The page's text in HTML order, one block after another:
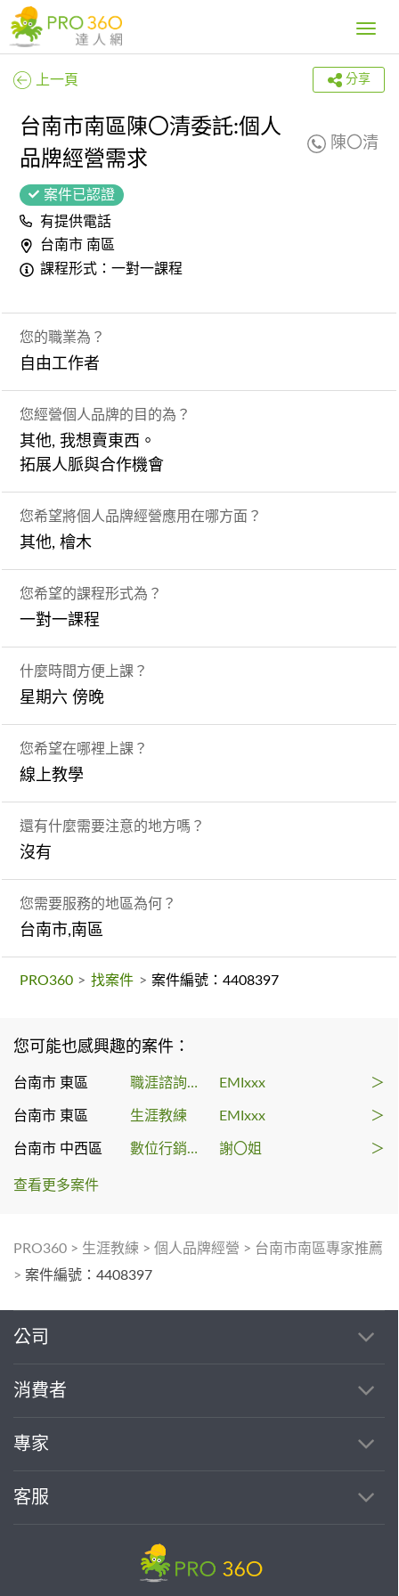
Toggle
上一頁 分享
台南市南區陳〇清委託:個人
品牌經營需求
陳〇清
案件已認證
有提供電話
台南市 南區
課程形式：一對一課程
您的職業為？
自由工作者
您經營個人品牌的目的為？
其他, 我想賣東西。
拓展人脈與合作機會
您希望將個人品牌經營應用在哪方面？
其他, 檜木
您希望的課程形式為？
一對一課程
什麼時間方便上課？
星期六 傍晚
您希望在哪裡上課？
線上教學
還有什麼需要注意的地方嗎？
沒有
您需要服務的地區為何？
台南市,南區
PRO360 > 找案件 > 案件編號：4408397
您可能也感興趣的案件：
台南市 東區 職涯諮詢顧問 EMIxxx ＞
台南市 東區 生涯教練 EMIxxx ＞
台南市 中西區 數位行銷訓練 謝〇姐 ＞
查看更多案件
PRO360 > 生涯教練 > 個人品牌經營 > 台南市南區專家推薦
> 案件編號：4408397
公司
消費者
專家
客服